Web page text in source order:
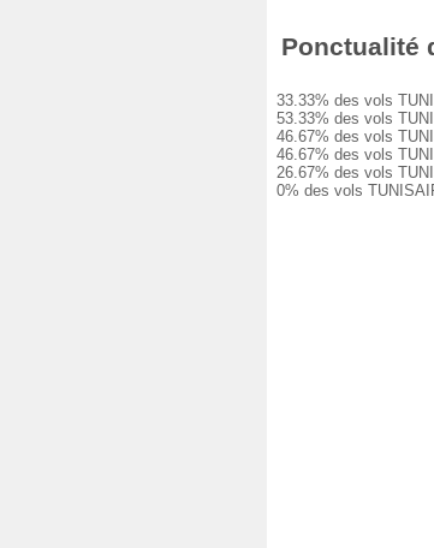
Ponctualité
33.33% des vols
53.33% des vols
46.67% des vols
46.67% des vols
26.67% des vols
0% des vols